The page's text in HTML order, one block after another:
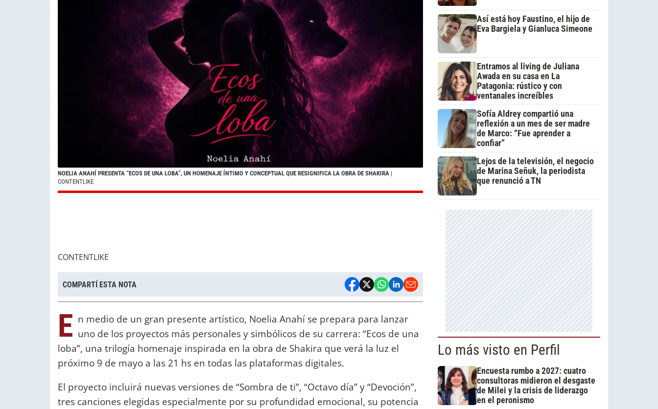
NOELIA ANAHÍ PRESENTA “ECOS DE UNA LOBA”, UN HOMENAJE ÍNTIMO Y CONCEPTUAL QUE RESIGNIFICA LA OBRA DE SHAKIRA |
CONTENTLIKE
CONTENTLIKE
COMPARTÍ ESTA NOTA
E n medio de un gran presente artístico, Noelia Anahí se prepara para lanzar
uno de los proyectos más personales y simbólicos de su carrera: “Ecos de una
loba”, una trilogía homenaje inspirada en la obra de Shakira que verá la luz el
próximo 9 de mayo a las 21 hs en todas las plataformas digitales.
El proyecto incluirá nuevas versiones de “Sombra de ti”, “Octavo día” y “Devoción”,
tres canciones elegidas especialmente por su profundidad emocional, su potencia
Así está hoy Faustino, el hijo de
Eva Bargiela y Gianluca Simeone
Entramos al living de Juliana
Awada en su casa en La
Patagonia: rústico y con
ventanales increíbles
Sofía Aldrey compartió una
reflexión a un mes de ser madre
de Marco: “Fue aprender a
confiar”
Lejos de la televisión, el negocio
de Marina Señuk, la periodista
que renunció a TN
Lo más visto en Perfil
Encuesta rumbo a 2027: cuatro
consultoras midieron el desgaste
de Milei y la crisis de liderazgo
en el peronismo